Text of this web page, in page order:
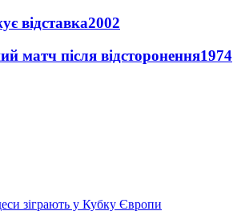
відставка2002
матч після відсторонення1974